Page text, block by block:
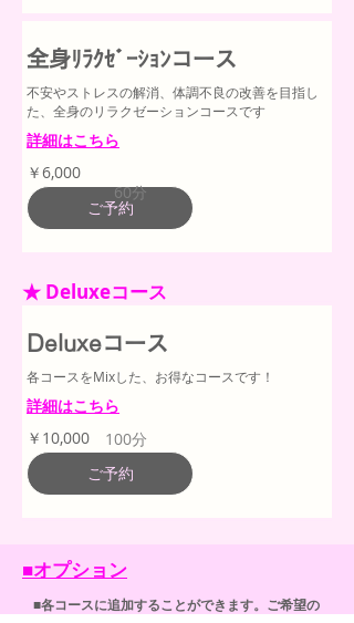
全身ﾘﾗｸｾﾞｰｼｮﾝコース
不安やストレスの解消、体調不良の改善を目指し
た、全身のリラクゼーションコースです
詳細はこちら
6,000
円
￥6,000
ご予約
60分
Deluxeコース
各コースをMixした、お得なコースです！
詳細はこちら
10,000
円
￥10,000
ご予約
100分
★ Deluxeコース
■オプション
■各コースに追加することができます​。ご希望の